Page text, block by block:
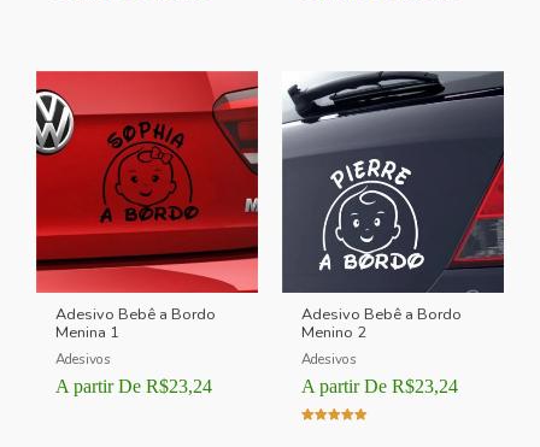
Adesivo Bebê a Bordo
Menina 1
Adesivos
A partir De R$23,24
Adesivo Bebê a Bordo
Menino 2
Adesivos
A partir De R$23,24